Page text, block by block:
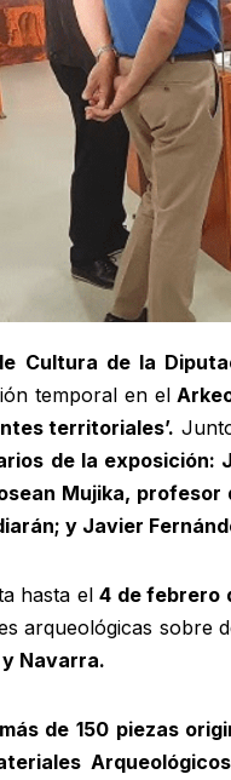
Cultura de la
temporal en el
territoriales’.
de la
Mujika,
y Javier
hasta el4 de febrero
arqueológicas sobre
Navarra.
más de 150 piezas